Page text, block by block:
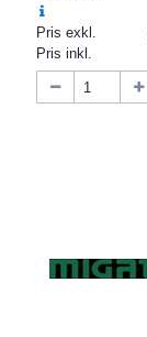
Pris exkl.
Pris inkl.